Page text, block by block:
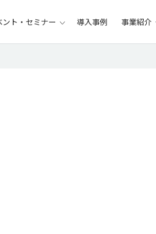
ント・セミナー 導入事例 事業紹介